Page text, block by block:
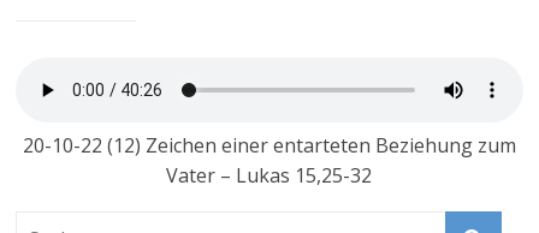
20-10-22 (12) Zeichen einer entarteten Beziehung zum
Vater – Lukas 15,25-32